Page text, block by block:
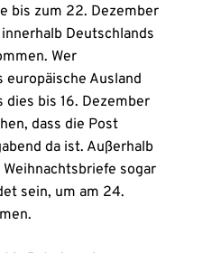
bis zum 22. Dezember
Deutschlands
Wer
europäische Ausland
bis 16. Dezember
dass die Post
da ist. Außerhalb
sogar
sein, um am 24.